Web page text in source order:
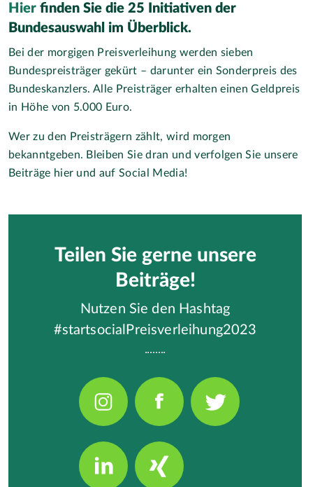
Hier finden Sie die 25 Initiativen der
Bundesauswahl im Überblick.
Bei der morgigen Preisverleihung werden sieben
Bundespreisträger gekürt – darunter ein Sonderpreis des
Bundeskanzlers. Alle Preisträger erhalten einen Geldpreis
in Höhe von 5.000 Euro.
Wer zu den Preisträgern zählt, wird morgen
bekanntgeben. Bleiben Sie dran und verfolgen Sie unsere
Beiträge hier und auf Social Media!
Teilen Sie gerne unsere
Beiträge!
Nutzen Sie den Hashtag
#startsocialPreisverleihung2023